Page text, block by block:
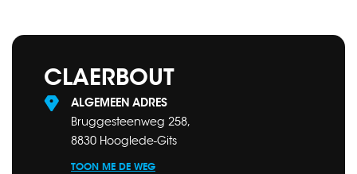
CLAERBOUT
ALGEMEEN ADRES
Bruggesteenweg 258,
8830 Hooglede-Gits
TOON ME DE WEG